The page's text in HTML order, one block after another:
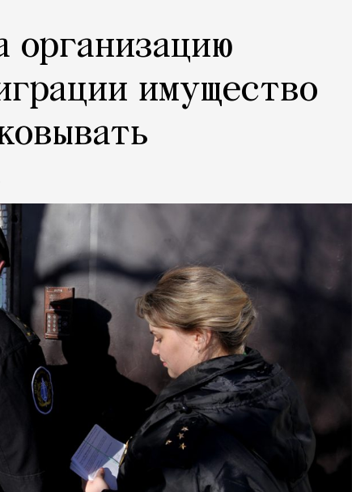
организацию
имущество